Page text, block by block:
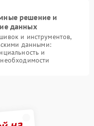
решение и
данных
и инструментов,
данными:
и